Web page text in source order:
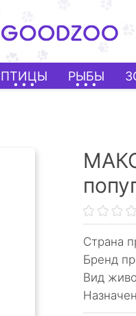
ПТИЦЫ РЫБЫ
Страна
Бренд
Вид